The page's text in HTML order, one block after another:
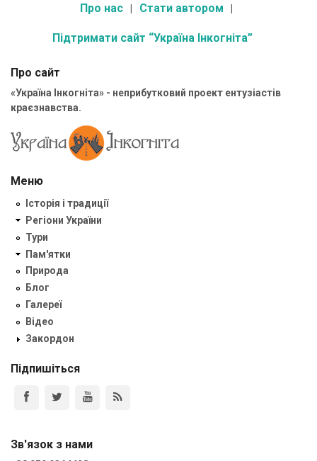
Про нас Стати автором
Підтримати сайт “Україна Інкогніта”
Про сайт
«Україна Інкогніта» - неприбутковий проект ентузіастів
краєзнавства.
Меню
Історія і традиції
Регіони України
Тури
Пам'ятки
Природа
Блог
Галереї
Відео
Закордон
Підпишіться
Зв'язок з нами